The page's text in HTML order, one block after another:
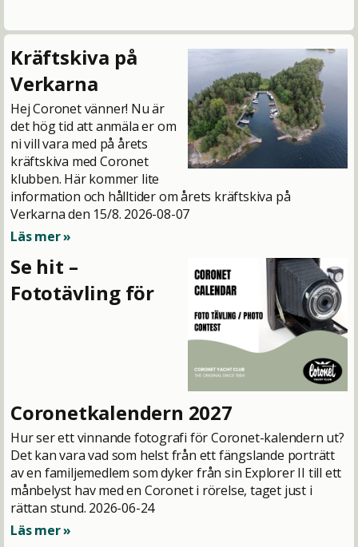
Kräftskiva på
Verkarna
Hej Coronet vänner! Nu är
det hög tid att anmäla er om
ni vill vara med på årets
kräftskiva med Coronet
klubben. Här kommer lite
information och hålltider om årets kräftskiva på
Verkarna den 15/8. 2026-08-07
Läs mer »
Se hit –
Fototävling för
Coronetkalendern 2027
Hur ser ett vinnande fotografi för Coronet-kalendern ut?
Det kan vara vad som helst från ett fängslande porträtt
av en familjemedlem som dyker från sin Explorer II till ett
månbelyst hav med en Coronet i rörelse, taget just i
rättan stund. 2026-06-24
Läs mer »